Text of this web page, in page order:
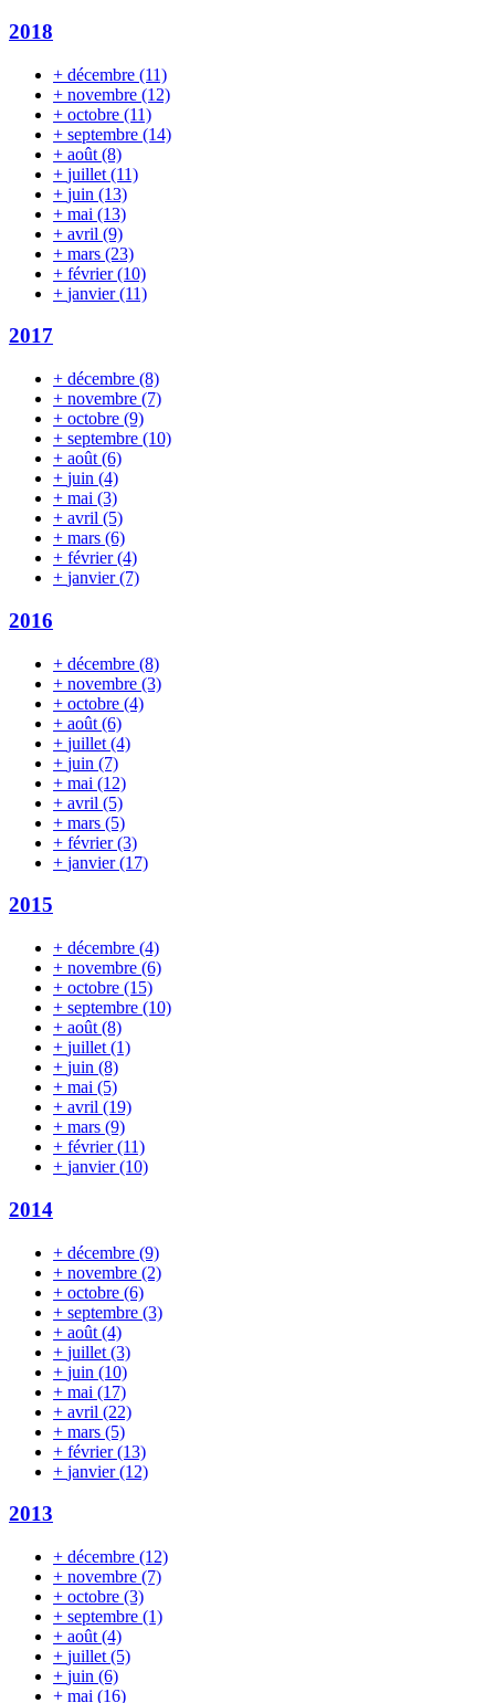
2018
+ décembre (11)
+ novembre (12)
+ octobre (11)
+ septembre (14)
+ août (8)
+ juillet (11)
+ juin (13)
+ mai (13)
+ avril (9)
+ mars (23)
+ février(10)
+ janvier(11)
2017
+ décembre (8)
+ novembre (7)
+ octobre (9)
+ septembre (10)
+ août (6)
+ juin (4)
+ mai (3)
+ avril (5)
+ mars (6)
+ février(4)
+ janvier(7)
2016
+ décembre (8)
+ novembre (3)
+ octobre (4)
+ août (6)
+ juillet (4)
+ juin (7)
+ mai (12)
+ avril (5)
+ mars (5)
+ février(3)
+ janvier(17)
2015
+ décembre (4)
+ novembre (6)
+ octobre (15)
+ septembre (10)
+ août (8)
+ juillet (1)
+ juin (8)
+ mai (5)
+ avril (19)
+ mars (9)
+ février(11)
+ janvier(10)
2014
+ décembre (9)
+ novembre (2)
+ octobre (6)
+ septembre (3)
+ août (4)
+ juillet (3)
+ juin (10)
+ mai (17)
+ avril (22)
+ mars (5)
+ février(13)
+ janvier(12)
2013
+ décembre (12)
+ novembre (7)
+ octobre (3)
+ septembre (1)
+ août (4)
+ juillet (5)
+ juin (6)
+ mai (16)